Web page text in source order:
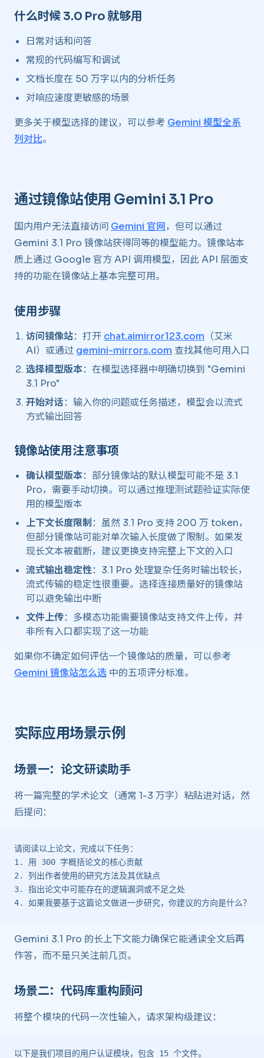
什么时候 3.0 Pro 就够用
日常对话和问答
常规的代码编写和调试
文档长度在 50 万字以内的分析任务
对响应速度更敏感的场景
更多关于模型选择的建议，可以参考 Gemini 模型全系
列对比。
通过镜像站使用 Gemini 3.1 Pro
国内用户无法直接访问 Gemini 官网，但可以通过
Gemini 3.1 Pro 镜像站获得同等的模型能力。镜像站本
质上通过 Google 官方 API 调用模型，因此 API 层面支
持的功能在镜像站上基本完整可用。
使用步骤
访问镜像站：打开 chat.aimirror123.com （艾米
AI）或通过 gemini-mirrors.com 查找其他可用入口
选择模型版本：在模型选择器中明确切换到 "Gemini
3.1 Pro"
开始对话：输入你的问题或任务描述，模型会以流式
方式输出回答
镜像站使用注意事项
确认模型版本：部分镜像站的默认模型可能不是 3.1
Pro，需要手动切换。可以通过推理测试题验证实际使
用的模型版本
上下文长度限制 ：虽然 3.1 Pro 支持 200 万 token，
但部分镜像站可能对单次输入长度做了限制。如果发
现长文本被截断，建议更换支持完整上下文的入口
流式输出稳定性：3.1 Pro 处理复杂任务时输出较长，
流式传输的稳定性很重要。选择连接质量好的镜像站
可以避免输出中断
文件上传：多模态功能需要镜像站支持文件上传，并
非所有入口都实现了这一功能
如果你不确定如何评估一个镜像站的质量，可以参考
Gemini 镜像站怎么选 中的五项评分标准。
实际应用场景示例
场景一：论文研读助手
将一篇完整的学术论文（通常 1-3 万字）粘贴进对话，然
后提问：
请阅读以上论文，完成以下任务：
1. 用 300 字概括论文的核心贡献
2. 列出作者使用的研究方法及其优缺点
3. 指出论文中可能存在的逻辑漏洞或不足之处
4. 如果我要基于这篇论文做进一步研究，你建议的方向是什么？
Gemini 3.1 Pro 的长上下文能力确保它能通读全文后再
作答，而不是只关注前几页。
场景二：代码库重构顾问
将整个模块的代码一次性输入，请求架构级建议：
以下是我们项目的用户认证模块，包含 15 个文件。